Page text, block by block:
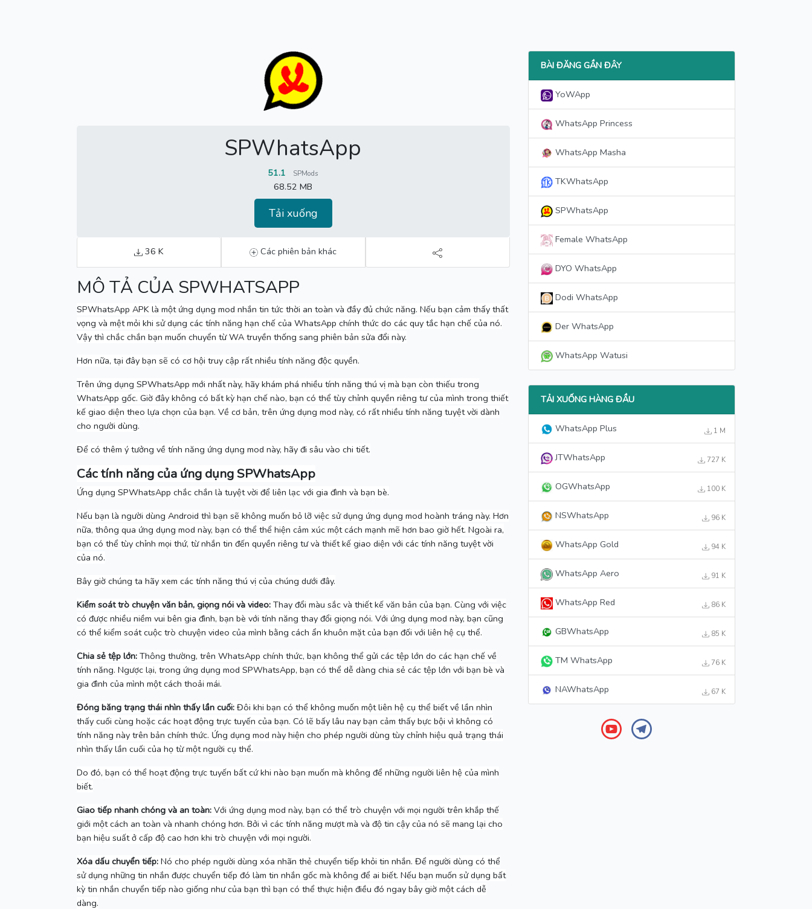
SPWhatsApp
51.1 SPMods
68.52 MB
Tải xuống
36 K Các phiên bản khác
MÔ TẢ CỦA SPWHATSAPP
SPWhatsApp APK là một ứng dụng mod nhắn tin tức thời an toàn và đầy đủ chức năng. Nếu bạn cảm thấy thất
vọng và mệt mỏi khi sử dụng các tính năng hạn chế của WhatsApp chính thức do các quy tắc hạn chế của nó.
Vậy thì chắc chắn bạn muốn chuyển từ WA truyền thống sang phiên bản sửa đổi này.
Hơn nữa, tại đây bạn sẽ có cơ hội truy cập rất nhiều tính năng độc quyền.
Trên ứng dụng SPWhatsApp mới nhất này, hãy khám phá nhiều tính năng thú vị mà bạn còn thiếu trong
WhatsApp gốc. Giờ đây không có bất kỳ hạn chế nào, bạn có thể tùy chỉnh quyền riêng tư của mình trong thiết
kế giao diện theo lựa chọn của bạn. Về cơ bản, trên ứng dụng mod này, có rất nhiều tính năng tuyệt vời dành
cho người dùng.
Để có thêm ý tưởng về tính năng ứng dụng mod này, hãy đi sâu vào chi tiết.
Các tính năng của ứng dụng SPWhatsApp
Ứng dụng SPWhatsApp chắc chắn là tuyệt vời để liên lạc với gia đình và bạn bè.
Nếu bạn là người dùng Android thì bạn sẽ không muốn bỏ lỡ việc sử dụng ứng dụng mod hoành tráng này. Hơn
nữa, thông qua ứng dụng mod này, bạn có thể thể hiện cảm xúc một cách mạnh mẽ hơn bao giờ hết. Ngoài ra,
bạn có thể tùy chỉnh mọi thứ, từ nhắn tin đến quyền riêng tư và thiết kế giao diện với các tính năng tuyệt vời
của nó.
Bây giờ chúng ta hãy xem các tính năng thú vị của chúng dưới đây.
Kiểm soát trò chuyện văn bản, giọng nói và video: Thay đổi màu sắc và thiết kế văn bản của bạn. Cùng với việc
có được nhiều niềm vui bên gia đình, bạn bè với tính năng thay đổi giọng nói. Với ứng dụng mod này, bạn cũng
có thể kiểm soát cuộc trò chuyện video của mình bằng cách ẩn khuôn mặt của bạn đối với liên hệ cụ thể.
Chia sẻ tệp lớn: Thông thường, trên WhatsApp chính thức, bạn không thể gửi các tệp lớn do các hạn chế về
tính năng. Ngược lại, trong ứng dụng mod SPWhatsApp, bạn có thể dễ dàng chia sẻ các tệp lớn với bạn bè và
gia đình của mình một cách thoải mái.
Đóng băng trạng thái nhìn thấy lần cuối: Đôi khi bạn có thể không muốn một liên hệ cụ thể biết về lần nhìn
thấy cuối cùng hoặc các hoạt động trực tuyến của bạn. Có lẽ bấy lâu nay bạn cảm thấy bực bội vì không có
tính năng này trên bản chính thức. Ứng dụng mod này hiện cho phép người dùng tùy chỉnh hiệu quả trạng thái
nhìn thấy lần cuối của họ từ một người cụ thể.
Do đó, bạn có thể hoạt động trực tuyến bất cứ khi nào bạn muốn mà không để những người liên hệ của mình
biết.
Giao tiếp nhanh chóng và an toàn: Với ứng dụng mod này, bạn có thể trò chuyện với mọi người trên khắp thế
giới một cách an toàn và nhanh chóng hơn. Bởi vì các tính năng mượt mà và độ tin cậy của nó sẽ mang lại cho
bạn hiệu suất ở cấp độ cao hơn khi trò chuyện với mọi người.
Xóa dấu chuyển tiếp: Nó cho phép người dùng xóa nhãn thẻ chuyển tiếp khỏi tin nhắn. Để người dùng có thể
sử dụng những tin nhắn được chuyển tiếp đó làm tin nhắn gốc mà không để ai biết. Nếu bạn muốn sử dụng bất
kỳ tin nhắn chuyển tiếp nào giống như của bạn thì bạn có thể thực hiện điều đó ngay bây giờ một cách dễ
dàng.
BÀI ĐĂNG GẦN ĐÂY
YoWApp
WhatsApp Princess
WhatsApp Masha
TKWhatsApp
SPWhatsApp
Female WhatsApp
DYO WhatsApp
Dodi WhatsApp
Der WhatsApp
WhatsApp Watusi
TẢI XUỐNG HÀNG ĐẦU
WhatsApp Plus 1 M
JTWhatsApp 727 K
OGWhatsApp 100 K
NSWhatsApp 96 K
WhatsApp Gold 94 K
WhatsApp Aero 91 K
WhatsApp Red 86 K
GBWhatsApp 85 K
TM WhatsApp 76 K
NAWhatsApp 67 K